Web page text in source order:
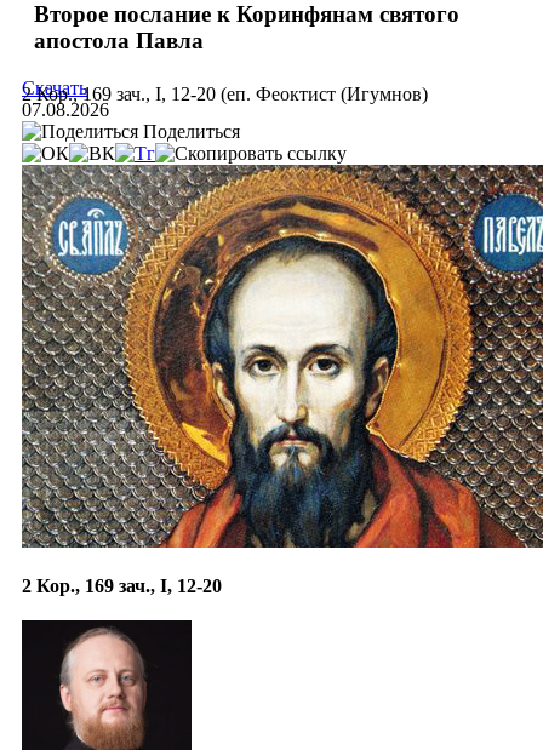
Второе послание к Коринфянам святого
апостола Павла
2 Кор., 169 зач., I, 12-20 (еп. Феоктист (Игумнов)
Скачать
07.08.2026
Поделиться
2 Кор., 169 зач., I, 12-20